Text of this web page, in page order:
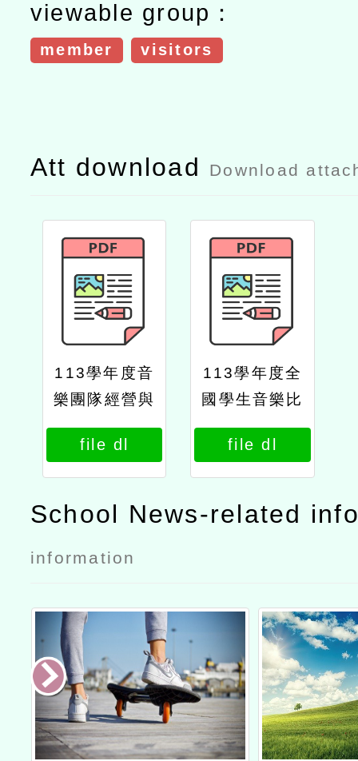
viewable group：
member visitors
Att download Download
113學年度音
樂團隊經營與
管理講座資訊
一覽表
file dl
113學年度全
國學生音樂比
賽推廣活動實
施計畫─音樂
團隊經營與管
理講座公文
file dl
School News-related
information